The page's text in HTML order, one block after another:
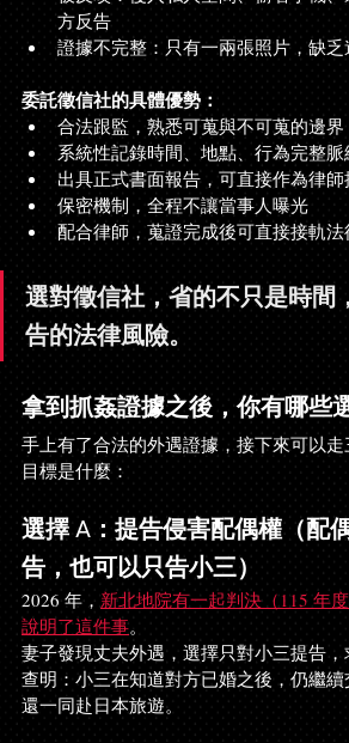
方反告
證據不完整：只有一兩張照片，缺
委託徵信社的具體優勢：
合法跟監，熟悉可蒐與不可蒐的邊
系統性記錄時間、地點、行為完整
出具正式書面報告，可直接作為律
保密機制，全程不讓當事人曝光
配合律師，蒐證完成後可直接接軌
選對徵信社，省的不只是時間
告的法律風險。
拿到抓姦證據之後，你有哪些
手上有了合法的外遇證據，接下來可以
目標是什麼：
選擇 A：提告侵害配偶權（配
告，也可以只告小三）
2026 年， 新北地院有一起判決（115 年
說明了這件事。
妻子發現丈夫外遇，選擇只對小三提告
查明：小三在知道對方已婚之後，仍繼續
還一同赴日本旅遊。